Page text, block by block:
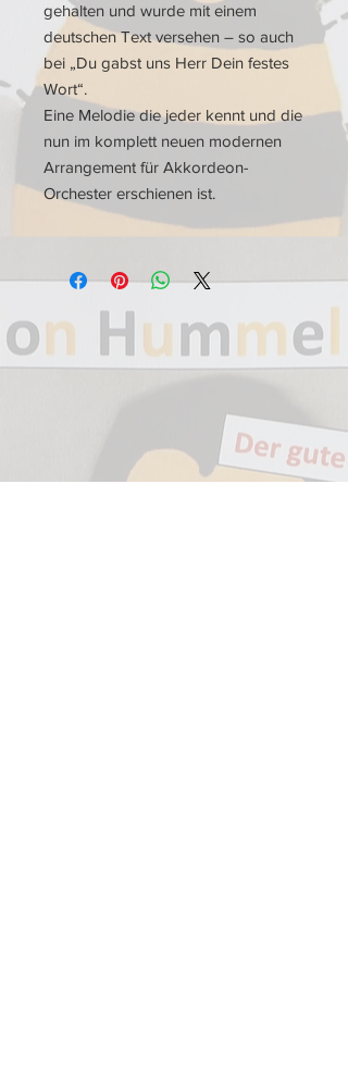
gehalten und wurde mit einem
deutschen Text versehen – so auch
bei „Du gabst uns Herr Dein festes
Wort“.
Eine Melodie die jeder kennt und die
nun im komplett neuen modernen
Arrangement für Akkordeon-
Orchester erschienen ist.